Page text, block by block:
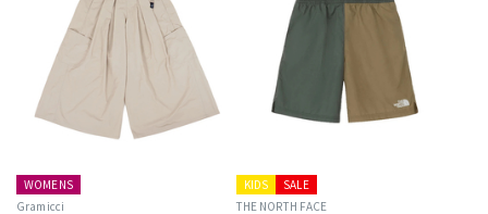
WOMENS
Gramicci
SALE
KIDS
THE NORTH FACE